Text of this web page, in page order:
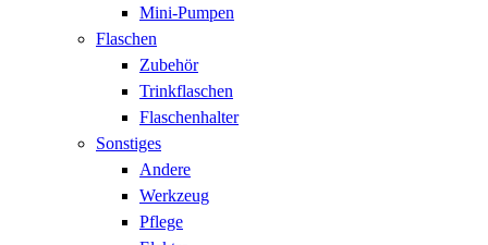
Mini-Pumpen
Flaschen
Zubehör
Trinkflaschen
Flaschenhalter
Sonstiges
Andere
Werkzeug
Pflege